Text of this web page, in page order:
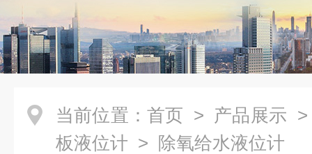
当前位置： 首页 > 产品展示
板液位计 > 除氧给水液位计